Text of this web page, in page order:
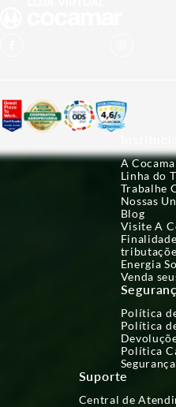
A
Linha do
Trabalhe
Nossas
Blog
Visite A
Energia
Venda
Política
Política
Política
Suporte
Central de